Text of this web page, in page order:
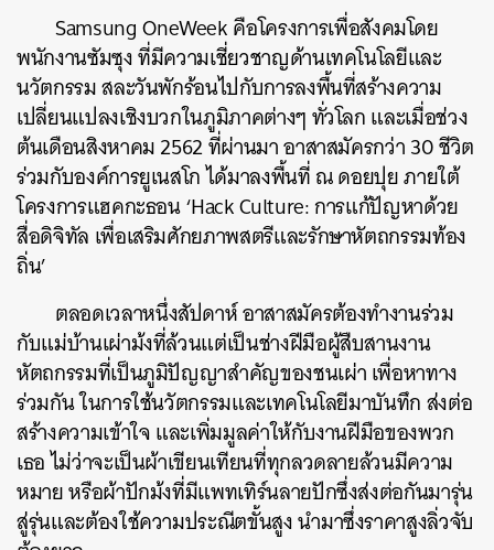
Samsung OneWeekคือโครงการเพื่อสังคมโดย
พนักงานซัมซุง ที่มีความเชี่ยวชาญด้านเทคโนโลยีและ
นวัตกรรม สละวันพักร้อนไปกับการลงพื้นที่สร้างความ
เปลี่ยนแปลงเชิงบวกในภูมิภาคต่างๆ ทั่วโลก และเมื่อช่วง
ต้นเดือนสิงหาคม 2562 ที่ผ่านมา อาสาสมัครกว่า 30 ชีวิต
ร่วมกับองค์การยูเนสโก ได้มาลงพื้นที่ ณ ดอยปุย ภายใต้
โครงการแฮคกะธอน ‘Hack Culture: การแก้ปัญหาด้วย
สื่อดิจิทัล เพื่อเสริมศักยภาพสตรีและรักษาหัตถกรรมท้อง
ถิ่น’
ตลอดเวลาหนึ่งสัปดาห์ อาสาสมัครต้องทำงานร่วม
กับแม่บ้านเผ่าม้งที่ล้วนแต่เป็นช่างฝีมือผู้สืบสานงาน
หัตถกรรมที่เป็นภูมิปัญญาสำคัญของชนเผ่า เพื่อหาทาง
ร่วมกัน ในการใช้นวัตกรรมและเทคโนโลยีมาบันทึก ส่งต่อ
สร้างความเข้าใจ และเพิ่มมูลค่าให้กับงานฝีมือของพวก
เธอ ไม่ว่าจะเป็นผ้าเขียนเทียนที่ทุกลวดลายล้วนมีความ
หมาย หรือผ้าปักม้งที่มีแพทเทิร์นลายปักซึ่งส่งต่อกันมารุ่น
สู่รุ่นและต้องใช้ความประณีตขั้นสูง นำมาซึ่งราคาสูงลิ่วจับ